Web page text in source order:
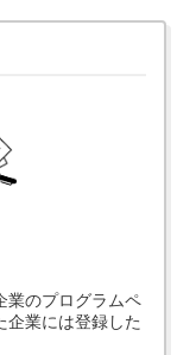
業のプログラムペ
企業には登録した